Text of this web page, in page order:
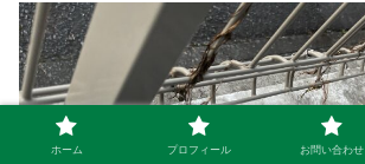
ホーム プロフィール お問い合わせ